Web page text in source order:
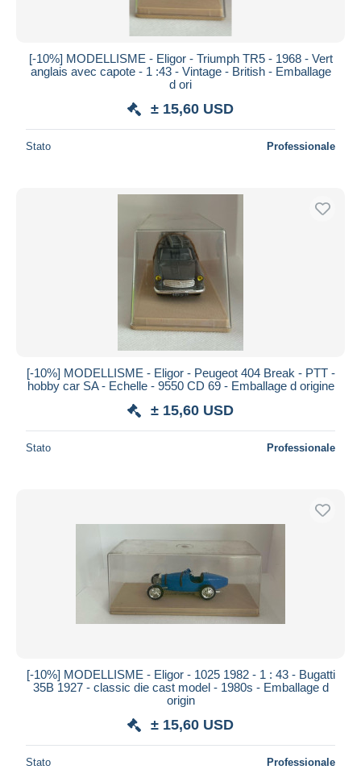
Bancontact
Maestro
Residenza del venditore
Aggiorna
[-10%] MODELLISME - Eligor - Triumph TR5 - 1968 - Vert
anglais avec capote - 1 :43 - Vintage - British - Emballage
d ori
± 15,60 USD
Stato Professionale
[-10%] MODELLISME - Eligor - Peugeot 404 Break - PTT -
hobby car SA - Echelle - 9550 CD 69 - Emballage d origine
± 15,60 USD
Stato Professionale
[-10%] MODELLISME - Eligor - 1025 1982 - 1 : 43 - Bugatti
35B 1927 - classic die cast model - 1980s - Emballage d
origin
± 15,60 USD
Stato Professionale